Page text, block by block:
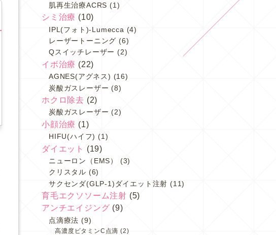
肌再生治療ACRS (1)
シミ治療 (10)
IPL(フォト)-Lumecca (4)
レーザートーニング (6)
Qスイッチレーザー (2)
イボ治療 (22)
AGNES(アグネス) (16)
炭酸ガスレーザー (8)
ホクロ除去 (2)
炭酸ガスレーザー (2)
小顔治療 (1)
HIFU(ハイフ) (1)
ダイエット (19)
ニューロン（EMS）
(3)
クリスタル (6)
サクセンダ(GLP-1)ダイエット注射 (11)
育毛エクソソーム注射 (5)
アンチエイジング (9)
点滴療法 (9)
高濃度ビタミンC点滴 (2)